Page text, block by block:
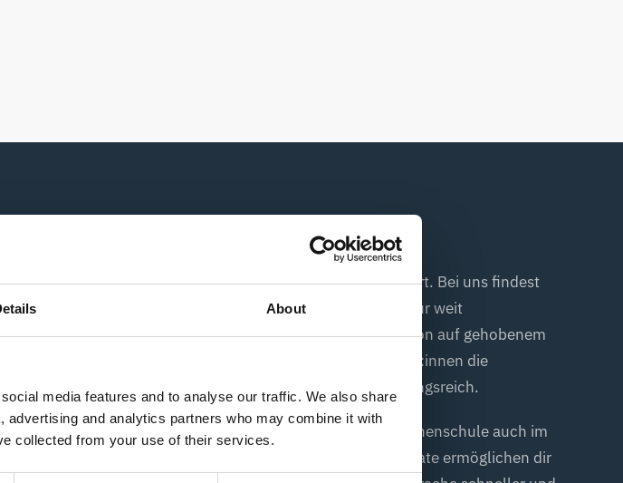
About
media features and to analyse our traffic. We also share
and analytics partners who may combine it with
collected from your use of their services.
sind für Teilnehmer:innen auf allen Sprachniveaus konzipiert. Bei uns findest
für Anfänger:innen auf dem Sprachniveau A1 als auch für weit
ab dem Sprachniveau C1 für die Konversation auf gehobenem
passen unsere muttersprachlichen Russischlehrer:innen die
gestalten den Russischunterricht lebendig und abwechslungsreich.
mit wenigen Teilnehmer:innen kannst du an unserer Sprachenschule auch im
im Zweierunterricht Russisch lernen. Diese beiden Kursformate ermöglichen dir